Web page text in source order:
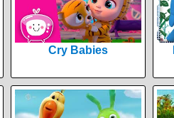
Cry Babies